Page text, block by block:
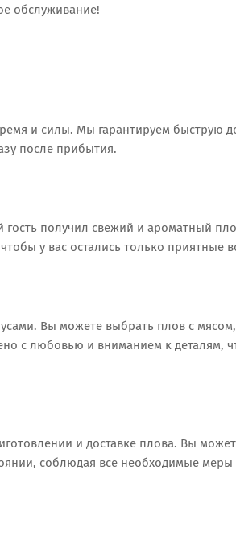
обслуживание!
и силы. Мы гарантируем быструю
после прибытия.
получил свежий и ароматный
у вас остались только приятные
Вы можете выбрать плов с
с любовью и вниманием к деталям,
и доставке плова. Вы
соблюдая все необходимые меры